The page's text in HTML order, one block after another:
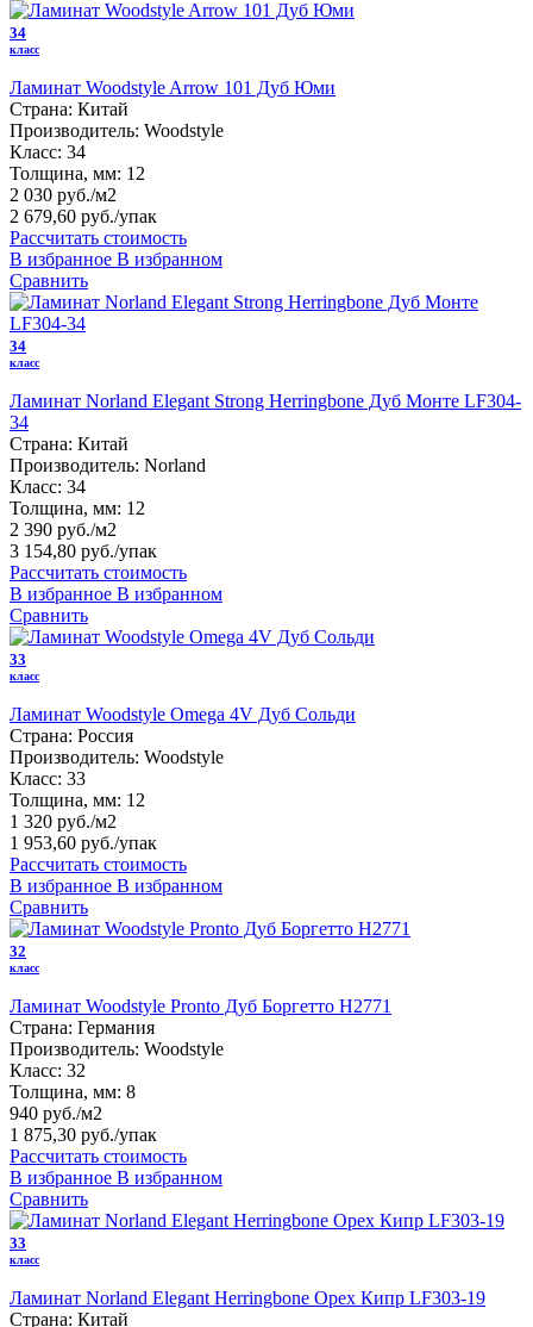
34
класс
Ламинат Woodstyle Arrow 101 Дуб Юми
Страна: Китай
Производитель: Woodstyle
Класс: 34
Толщина, мм: 12
2 030 руб./м2
2 679,60 руб./упак
Рассчитать стоимость
В избранное В избранном
Сравнить
34
класс
Ламинат Norland Elegant Strong Herringbone Дуб Монте LF304-
34
Страна: Китай
Производитель: Norland
Класс: 34
Толщина, мм: 12
2 390 руб./м2
3 154,80 руб./упак
Рассчитать стоимость
В избранное В избранном
Сравнить
33
класс
Ламинат Woodstyle Omega 4V Дуб Сольди
Страна: Россия
Производитель: Woodstyle
Класс: 33
Толщина, мм: 12
1 320 руб./м2
1 953,60 руб./упак
Рассчитать стоимость
В избранное В избранном
Сравнить
32
класс
Ламинат Woodstyle Pronto Дуб Боргетто H2771
Страна: Германия
Производитель: Woodstyle
Класс: 32
Толщина, мм: 8
940 руб./м2
1 875,30 руб./упак
Рассчитать стоимость
В избранное В избранном
Сравнить
33
класс
Ламинат Norland Elegant Herringbone Орех Кипр LF303-19
Страна: Китай